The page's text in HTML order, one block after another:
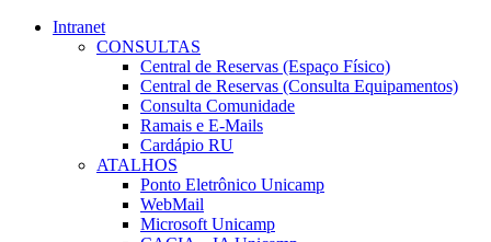
Intranet
CONSULTAS
Central de Reservas (Espaço Físico)
Central de Reservas (Consulta Equipamentos)
Consulta Comunidade
Ramais e E-Mails
Cardápio RU
ATALHOS
Ponto Eletrônico Unicamp
WebMail
Microsoft Unicamp